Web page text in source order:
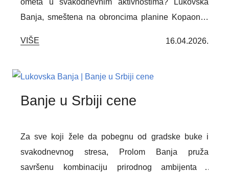
Banja, smeštena na obroncima planine Kopaonik,
Topla mineralna voda, čist planinski vazduh i
smanjenju bolova, povećanju pokretljivosti i
unapređenju kvaliteta života osoba koje se
suočavaju sa reumatskim oboljenjima.
VIŠE 16.04.2026.
Banje u Srbiji cene
Za sve koji žele da pobegnu od gradske buke i
svakodnevnog stresa, Prolom Banja pruža
savršenu kombinaciju prirodnog ambijenta i